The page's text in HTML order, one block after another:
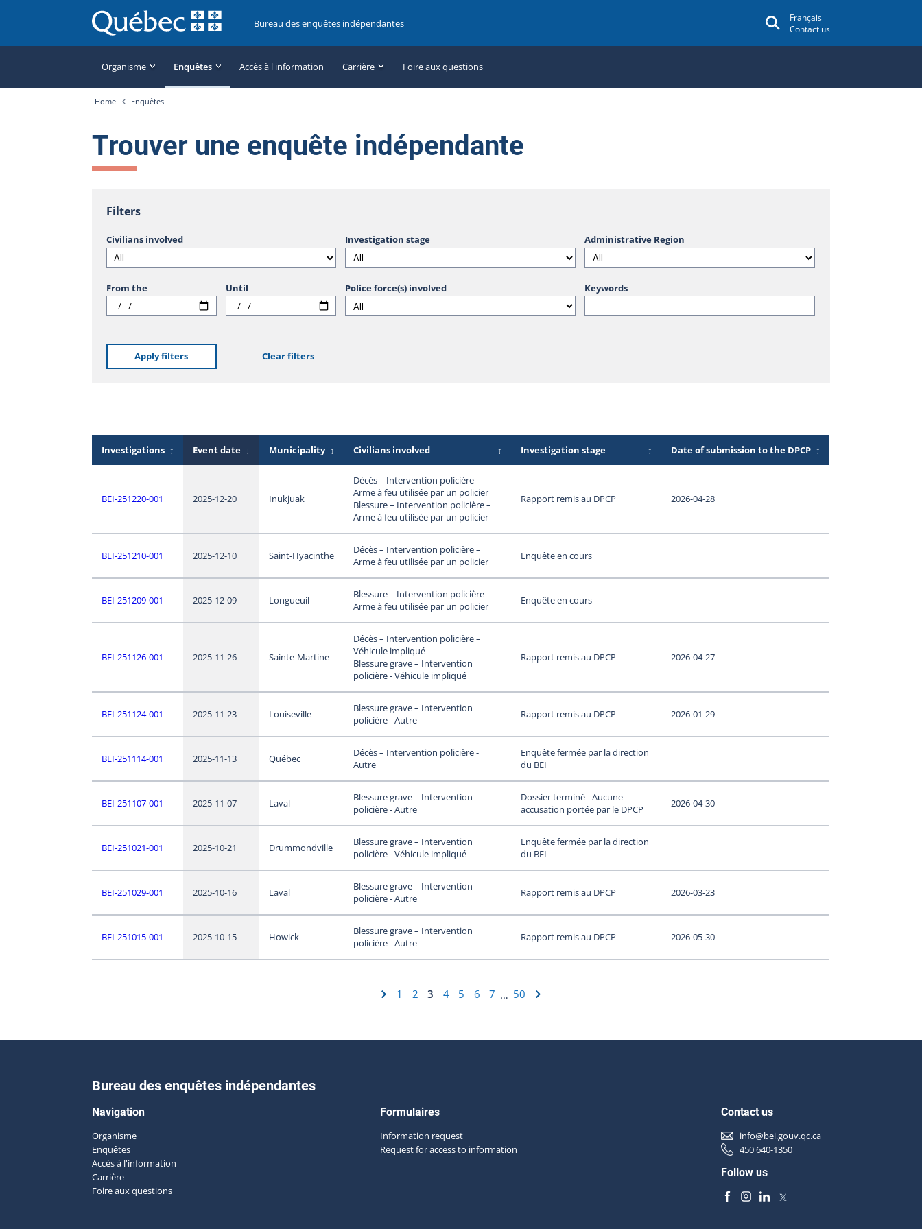
Bureau des enquêtes indépendantes
Français
Contact us
Organisme Enquêtes Accès à l'information Carrière Foire aux questions
Home Enquêtes
Trouver une enquête indépendante
Filters
Civilians involved Investigation stage Administrative Region
From the Until Police force(s) involved Keywords
Apply filters Clear filters
Investigations ↕ Event date ↓ Municipality ↕ Civilians involved ↕ Investigation stage ↕ Date of submission to the DPCP ↕
BEI-251220-001 2025-12-20 Inukjuak
Décès – Intervention policière –
Arme à feu utilisée par un policier
Blessure – Intervention policière –
Arme à feu utilisée par un policier
Rapport remis au DPCP 2026-04-28
BEI-251210-001 2025-12-10 Saint-Hyacinthe
Décès – Intervention policière –
Arme à feu utilisée par un policier
Enquête en cours
BEI-251209-001 2025-12-09 Longueuil
Blessure – Intervention policière –
Arme à feu utilisée par un policier
Enquête en cours
BEI-251126-001 2025-11-26 Sainte-Martine
Décès – Intervention policière –
Véhicule impliqué
Blessure grave – Intervention
policière - Véhicule impliqué
Rapport remis au DPCP 2026-04-27
BEI-251124-001 2025-11-23 Louiseville
Blessure grave – Intervention
policière - Autre
Rapport remis au DPCP 2026-01-29
BEI-251114-001 2025-11-13 Québec
Décès – Intervention policière -
Autre
Enquête fermée par la direction
du BEI
BEI-251107-001 2025-11-07 Laval
Blessure grave – Intervention
policière - Autre
Dossier terminé - Aucune
accusation portée par le DPCP
2026-04-30
BEI-251021-001 2025-10-21 Drummondville
Blessure grave – Intervention
policière - Véhicule impliqué
Enquête fermée par la direction
du BEI
BEI-251029-001 2025-10-16 Laval
Blessure grave – Intervention
policière - Autre
Rapport remis au DPCP 2026-03-23
BEI-251015-001 2025-10-15 Howick
Blessure grave – Intervention
policière - Autre
Rapport remis au DPCP 2026-05-30
1 2 3 4 5 6 7 … 50
Bureau des enquêtes indépendantes
Navigation
Organisme
Enquêtes
Accès à l'information
Carrière
Foire aux questions
Formulaires
Information request
Request for access to information
Contact us
info@bei.gouv.qc.ca
450 640-1350
Follow us